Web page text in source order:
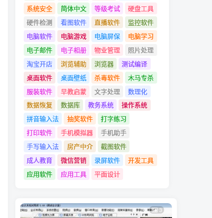
系统安全
简体中文 等级考试
硬盘工具
硬件检测
看图软件 直播软件
监控软件
电脑软件
电脑游戏 电脑屏保
电脑学习
电子邮件
电子相册 物业管理
照片处理
淘宝开店
浏览辅助 浏览器
测试编译
桌面软件
桌面壁纸 杀毒软件
木马专杀
服装软件
早教启蒙 文字处理
数理化
数据恢复
数据库 教务系统
操作系统
拼音输入法
抽奖软件
打字练习
打印软件
手机模拟器
手机助手
手写输入法
房产中介
截图软件
成人教育
微信营销 录屏软件
开发工具
应用软件
应用工具 平面设计
3